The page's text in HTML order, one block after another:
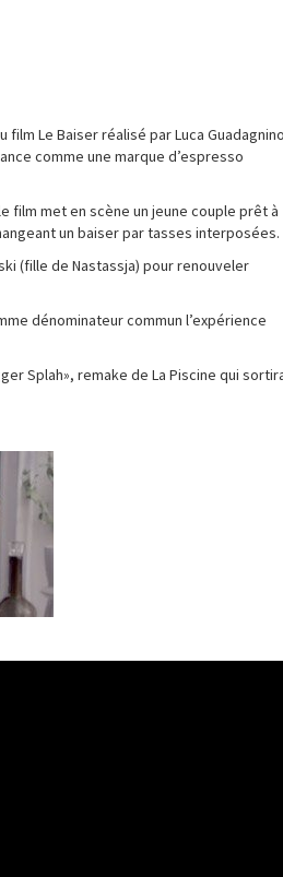
Le Baiser réalisé par Luca
comme une marque d’espresso
film met en scène un jeune couple prêt à
un baiser par tasses interposées.
(fille de Nastassja) pour renouveler
dénominateur commun l’expérience
Splah», remake de La Piscine qui